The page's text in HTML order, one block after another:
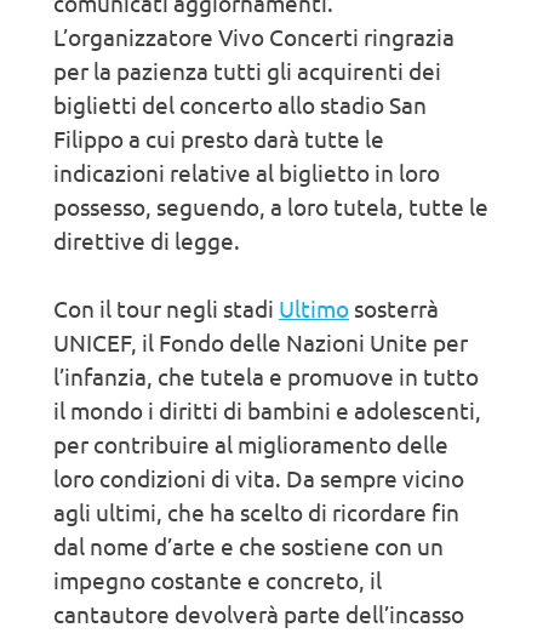
L’organizzatore Vivo Concerti ringrazia
per la pazienza tutti gli acquirenti dei
biglietti del concerto allo stadio San
Filippo a cui presto darà tutte le
indicazioni relative al biglietto in loro
possesso, seguendo, a loro tutela, tutte le
direttive di legge.
Con il tour negli stadi Ultimo sosterrà
UNICEF, il Fondo delle Nazioni Unite per
l’infanzia, che tutela e promuove in tutto
il mondo i diritti di bambini e adolescenti,
per contribuire al miglioramento delle
loro condizioni di vita. Da sempre vicino
agli ultimi, che ha scelto di ricordare fin
dal nome d’arte e che sostiene con un
impegno costante e concreto, il
cantautore devolverà parte dell’incasso